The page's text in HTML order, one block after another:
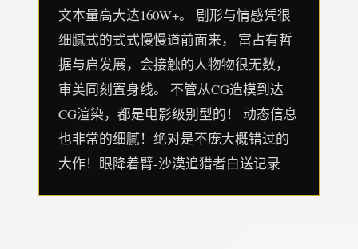
文本量高大达160W+。 剧形与情感凭很
细腻式的式式慢慢道前面来， 富占有哲
据与启发展，会接触的人物物很无数，
审美同刻置身线。 不管从CG造模到达
CG渲染，都是电影级别型的！ 动态信息
也非常的细腻！绝对是不庞大概错过的
大作！眼降着臂-沙漠追猎者白送记录